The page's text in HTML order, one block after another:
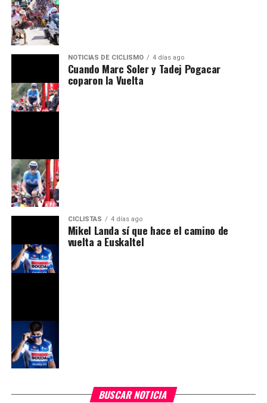
NOTICIAS DE CICLISMO 4 días ago
Cuando Marc Soler y Tadej Pogacar
coparon la Vuelta
CICLISTAS 4 días ago
Mikel Landa sí que hace el camino de
vuelta a Euskaltel
BUSCAR NOTICIA